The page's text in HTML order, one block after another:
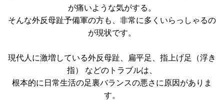
が痛いような気がする。
そんな外反母趾予備軍の方も、非常に多くいらっしゃるの
が現状です。
現代人に激増している外反母趾、扁平足、指上げ足（浮き
指） などのトラブルは、
根本的に日常生活の足裏バランスの悪さに原因がありま
す。